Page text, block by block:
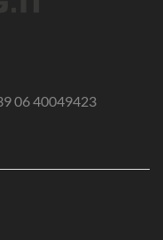
06 40049423